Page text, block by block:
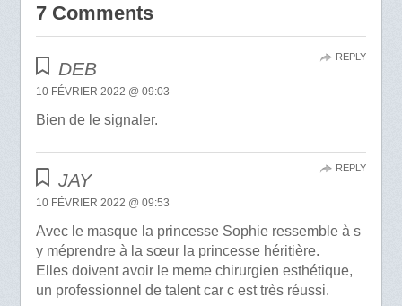
7 Comments
DEB
10 FÉVRIER 2022 @ 09:03
Bien de le signaler.
REPLY
JAY
10 FÉVRIER 2022 @ 09:53
Avec le masque la princesse Sophie ressemble à s
y méprendre à la sœur la princesse héritière.
Elles doivent avoir le meme chirurgien esthétique,
un professionnel de talent car c est très réussi.
REPLY